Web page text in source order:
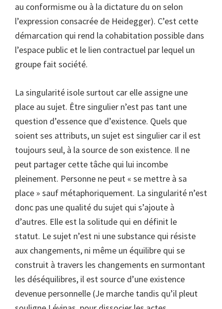
au conformisme ou à la dictature du on selon
l’expression consacrée de Heidegger). C’est cette
démarcation qui rend la cohabitation possible dans
l’espace public et le lien contractuel par lequel un
groupe fait société.
La singularité isole surtout car elle assigne une
place au sujet. Être singulier n’est pas tant une
question d’essence que d’existence. Quels que
soient ses attributs, un sujet est singulier car il est
toujours seul, à la source de son existence. Il ne
peut partager cette tâche qui lui incombe
pleinement. Personne ne peut « se mettre à sa
place » sauf métaphoriquement. La singularité n’est
donc pas une qualité du sujet qui s’ajoute à
d’autres. Elle est la solitude qui en définit le
statut. Le sujet n’est ni une substance qui résiste
aux changements, ni même un équilibre qui se
construit à travers les changements en surmontant
les déséquilibres, il est source d’une existence
devenue personnelle (Je marche tandis qu’il pleut